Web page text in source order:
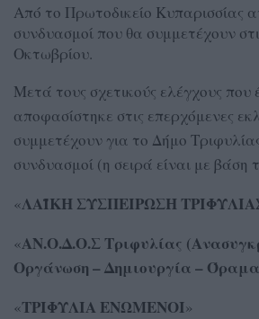
Από το Πρωτοδικείο Κυπαρισσίας
συνδυασμοί που θα συμμετέχουν
Οκτωβρίου.
Μετά τους σχετικούς ελέγχους που
αποφασίστηκε στις επερχόμενες
συμμετέχουν για το Δήμο
συνδυασμοί (η σειρά είναι με βάση
«ΛΑΪΚΗ ΣΥΣΠΕΙΡΩΣΗ
«ΑΝ.Ο.Δ.Ο.Σ Τριφυλίας
Οργάνωση – Δημιουργία –
«ΤΡΙΦΥΛΙΑ ΕΝΩΜΕΝΟΙ»